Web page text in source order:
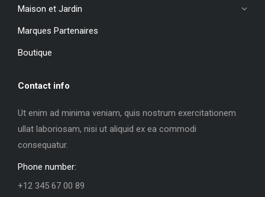
Maison et Jardin
Marques Partenaires
Boutique
Contact info
Ut enim ad minima veniam, quis nostrum exercitationem
ullat laboriosam, nisi ut aliquid ex ea commodi
consequatur.
Phone number:
+12 345 67 00 89